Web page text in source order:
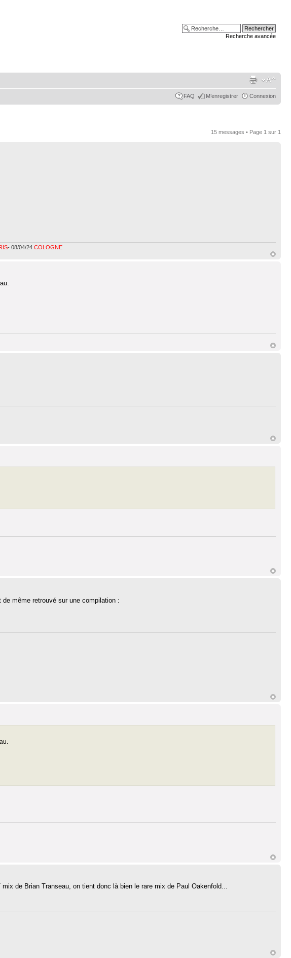
Recherche avancée
FAQ M’enregistrer Connexion
15 messages • Page 1 sur 1
- 08/04/24COLOGNE
même retrouvé sur une compilation :
de Brian Transeau, on tient donc là bien le rare mix de Paul Oakenfold...